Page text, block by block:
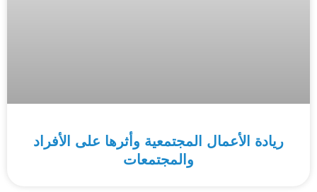
ريادة الأعمال المجتمعية وأثرها على الأفراد
والمجتمعات